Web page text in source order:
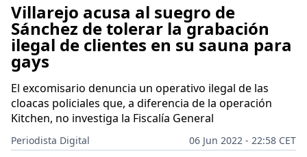
Villarejo acusa al suegro de
Sánchez de tolerar la grabación
ilegal de clientes en su sauna para
gays
El excomisario denuncia un operativo ilegal de las
cloacas policiales que, a diferencia de la operación
Kitchen, no investiga la Fiscalía General
Periodista Digital
06 Jun 2022 - 22:58 CET